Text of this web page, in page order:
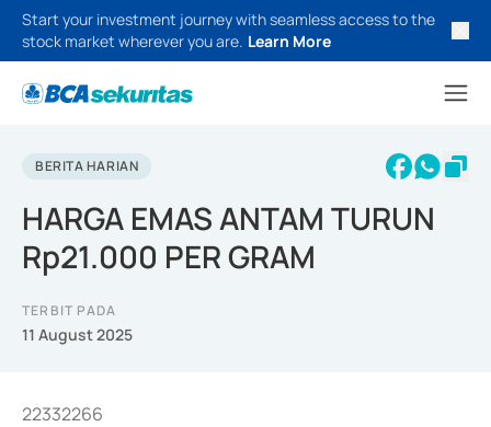
Start your investment journey with seamless access to the
stock market wherever you are. Learn More
BERITA HARIAN
HARGA EMAS ANTAM TURUN
Rp21.000 PER GRAM
TERBIT PADA
11 August 2025
22332266